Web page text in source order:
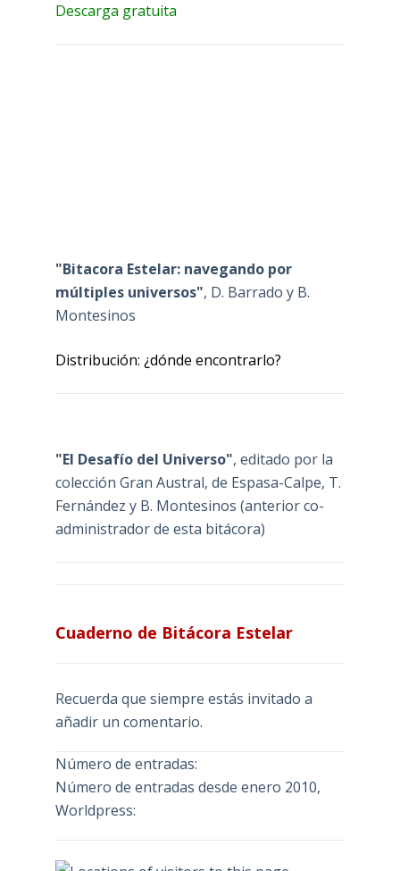
Descarga gratuita
"Bitacora Estelar: navegando por
múltiples universos", D. Barrado y B.
Montesinos
Distribución: ¿dónde encontrarlo?
"El Desafío del Universo", editado por la
colección Gran Austral, de Espasa-Calpe, T.
Fernández y B. Montesinos (anterior co-
administrador de esta bitácora)
Cuaderno de Bitácora Estelar
Recuerda que siempre estás invitado a
añadir un comentario.
Número de entradas:
Número de entradas desde enero 2010,
Worldpress: